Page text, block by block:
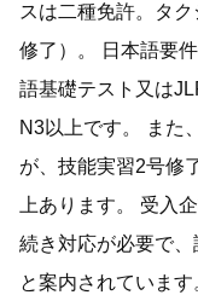
スは二種免許。タ
修了）。 日本語要
語基礎テスト又は
N3以上です。 また
が、技能実習2号修
上あります。 受入
続き対応が必要で
と案内されていま